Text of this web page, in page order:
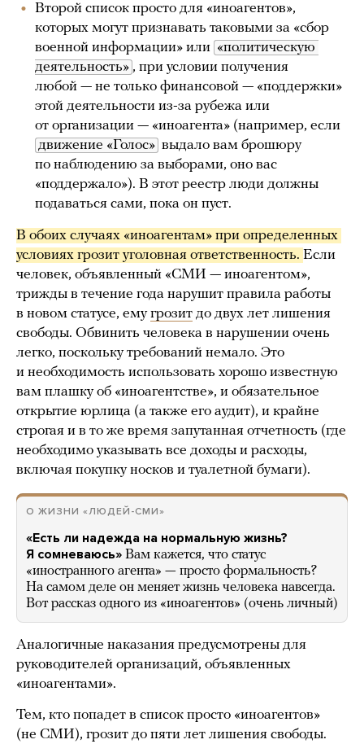
Второй список просто для «иноагентов»,
которых могут признавать таковыми за «сбор
военной информации» или «политическую
деятельность» , при условии получения
любой — не только финансовой — «поддержки»
этой деятельности из-за рубежа или
от организации — «иноагента» (например, если
движение «Голос» выдало вам брошюру
по наблюдению за выборами, оно вас
«поддержало»). В этот реестр люди должны
подаваться сами, пока он пуст.
В обоих случаях «иноагентам» при определенных
условиях грозит уголовная ответственность. Если
человек, объявленный «СМИ — иноагентом»,
трижды в течение года нарушит правила работы
в новом статусе, емугрозит до двух лет лишения
свободы. Обвинить человека в нарушении очень
легко, поскольку требований немало. Это
и необходимость использовать хорошо известную
вам плашку об «иноагентстве», и обязательное
открытие юрлица (а также его аудит), и крайне
строгая и в то же время запутанная отчетность (где
необходимо указывать все доходы и расходы,
включая покупку носков и туалетной бумаги).
О ЖИЗНИ «ЛЮДЕЙ-СМИ»
«Есть ли надежда на нормальную жизнь?
Я сомневаюсь» Вам кажется, что статус
«иностранного агента» — просто формальность?
На самом деле он меняет жизнь человека навсегда.
Вот рассказ одного из «иноагентов» (очень личный)
Аналогичные наказания предусмотрены для
руководителей организаций, объявленных
«иноагентами».
Тем, кто попадет в список просто «иноагентов»
(не СМИ), грозит до пяти лет лишения свободы.